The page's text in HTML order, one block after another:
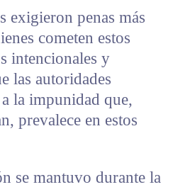
exigieron penas más
cometen estos
intencionales y
las autoridades
la impunidad que,
prevalece en estos
se mantuvo durante la